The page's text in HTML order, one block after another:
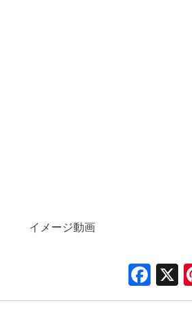
イメージ動画